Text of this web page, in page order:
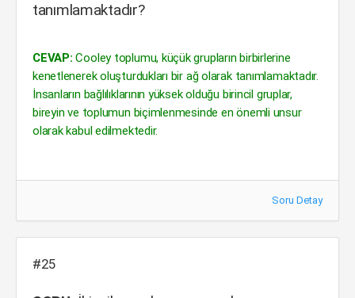
tanımlamaktadır?
CEVAP: Cooley toplumu, küçük grupların birbirlerine
kenetlenerek oluşturdukları bir ağ olarak tanımlamaktadır.
İnsanların bağlılıklarının yüksek olduğu birincil gruplar,
bireyin ve toplumun biçimlenmesinde en önemli unsur
olarak kabul edilmektedir.
Soru Detay
#25